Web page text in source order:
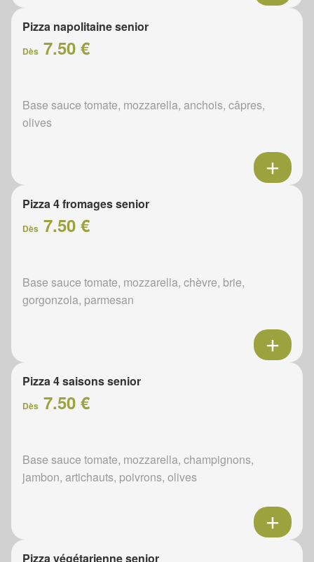
Pizza napolitaine senior
Dès 7.50 €
Base sauce tomate, mozzarella, anchois, câpres,
olives
Pizza 4 fromages senior
Dès 7.50 €
Base sauce tomate, mozzarella, chèvre, brie,
gorgonzola, parmesan
Pizza 4 saisons senior
Dès 7.50 €
Base sauce tomate, mozzarella, champignons,
jambon, artichauts, poivrons, olives
Pizza végétarienne senior